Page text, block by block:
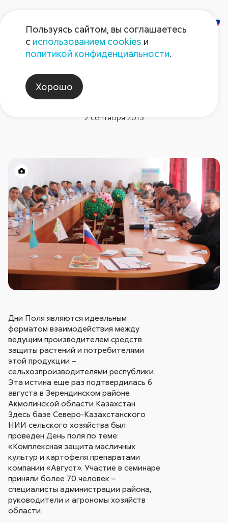
Новости компании
Казахстан: как защитить лен
и картофель
2 сентября 2015
Дни Поля являются идеальным
форматом взаимодействия между
ведущим производителем средств
защиты растений и потребителями
этой продукции –
сельхозпроизводителями республики.
Эта истина еще раз подтвердилась 6
августа в Зерендинском районе
Акмолинской области Казахстан.
Здесь базе Северо-Казахстанского
НИИ сельского хозяйства был
проведен День поля по теме:
«Комплексная защита масличных
культур и картофеля препаратами
компании «Август». Участие в семинаре
приняли более 70 человек –
специалисты администрации района,
руководители и агрономы хозяйств
области.
Пользуясь сайтом, вы соглашаетесь
с использованием cookies и
политикой конфиденциальности.
Хорошо